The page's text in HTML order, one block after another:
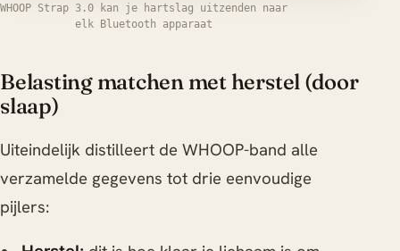
WHOOP Strap 3.0 kan je hartslag uitzenden naar
elk Bluetooth apparaat
Belasting matchen met herstel (door
slaap)
Uiteindelijk distilleert de WHOOP-band alle
verzamelde gegevens tot drie eenvoudige
pijlers: